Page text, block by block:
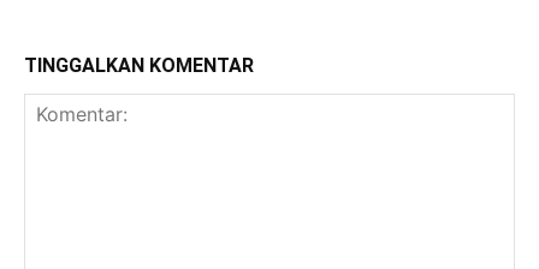
TINGGALKAN KOMENTAR